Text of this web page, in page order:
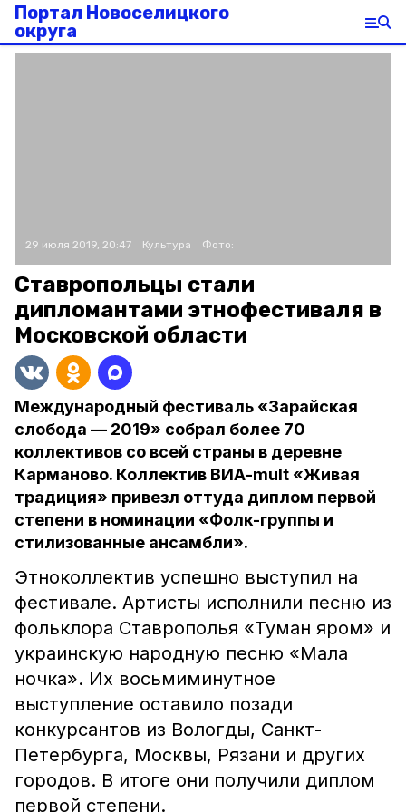
Портал Новоселицкого
округа
29 июля 2019, 20:47 Культура Фото:
Ставропольцы стали
дипломантами этнофестиваля в
Московской области
Международный фестиваль «Зарайская
слобода — 2019» собрал более 70
коллективов со всей страны в деревне
Карманово. Коллектив ВИА-mult «Живая
традиция» привезл оттуда диплом первой
степени в номинации «Фолк-группы и
стилизованные ансамбли».
Этноколлектив успешно выступил на
фестивале. Артисты исполнили песню из
фольклора Ставрополья «Туман яром» и
украинскую народную песню «Мала
ночка». Их восьмиминутное
выступление оставило позади
конкурсантов из Вологды, Санкт-
Петербурга, Москвы, Рязани и других
городов. В итоге они получили диплом
первой степени.